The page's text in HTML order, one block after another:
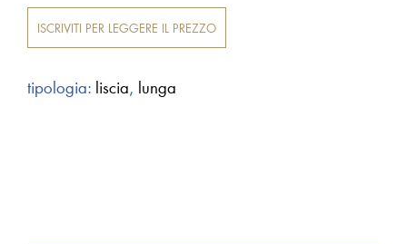
ISCRIVITI PER LEGGERE IL PREZZO
tipologia: liscia, lunga